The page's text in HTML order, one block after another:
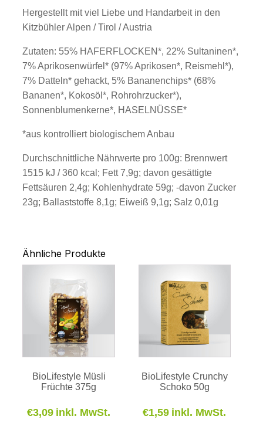
Hergestellt mit viel Liebe und Handarbeit in den
Kitzbühler Alpen / Tirol / Austria
Zutaten: 55% HAFERFLOCKEN*, 22% Sultaninen*,
7% Aprikosenwürfel* (97% Aprikosen*, Reismehl*),
7% Datteln* gehackt, 5% Bananenchips* (68%
Bananen*, Kokosöl*, Rohrohrzucker*),
Sonnenblumenkerne*, HASELNÜSSE*
*aus kontrolliert biologischem Anbau
Durchschnittliche Nährwerte pro 100g: Brennwert
1515 kJ / 360 kcal; Fett 7,9g; davon gesättigte
Fettsäuren 2,4g; Kohlenhydrate 59g; -davon Zucker
23g; Ballaststoffe 8,1g; Eiweiß 9,1g; Salz 0,01g
Ähnliche Produkte
BioLifestyle Müsli
Früchte 375g
€3,09 inkl. MwSt.
BioLifestyle Crunchy
Schoko 50g
€1,59 inkl. MwSt.